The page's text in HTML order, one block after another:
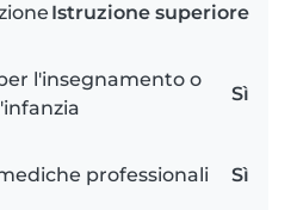
Istruzione superiore
l'insegnamento o
Sì
professionali Sì